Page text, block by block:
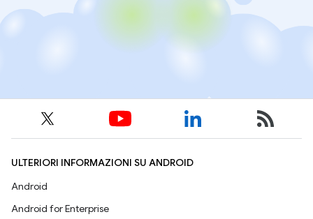
ULTERIORI INFORMAZIONI SU ANDROID
Android
Android for Enterprise